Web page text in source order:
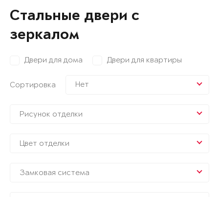
Стальные двери с
зеркалом
Двери для дома Двери для квартиры
Сортировка Нет
Рисунок отделки
Цвет отделки
Замковая система